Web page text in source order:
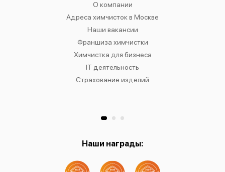
О компании
Адреса химчисток в Москве
Наши вакансии
Франшиза химчистки
Химчистка для бизнеса
IT деятельность
Страхование изделий
Наши награды: